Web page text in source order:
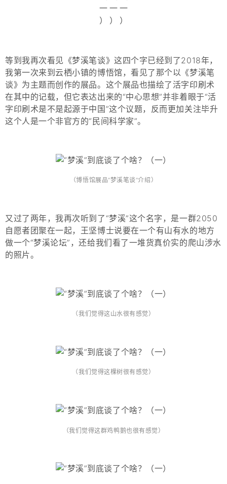
等到我再次看见《梦溪笔谈》这四个字已经到了2018年，
我第一次来到云栖小镇的博悟馆，看见了那个以《梦溪笔
谈》为主题而创作的展品。这个展品也描绘了活字印刷术
在其中的记载，但它表达出来的“中心思想”并非着眼于“活
字印刷术是不是起源于中国”这个议题，反而更加关注毕升
这个人是一个非官方的“民间科学家”。
（博悟馆展品“梦溪笔谈”介绍）
又过了两年，我再次听到了“梦溪”这个名字，是一群2050
自愿者团聚在一起，王坚博士说要在一个有山有水的地方
做一个“梦溪论坛”，还给我们看了一堆货真价实的爬山涉水
的照片。
（我们觉得这山水很有感觉）
（我们觉得这棵树很有感觉）
（我们觉得这群鸡鸭鹅也很有感觉）